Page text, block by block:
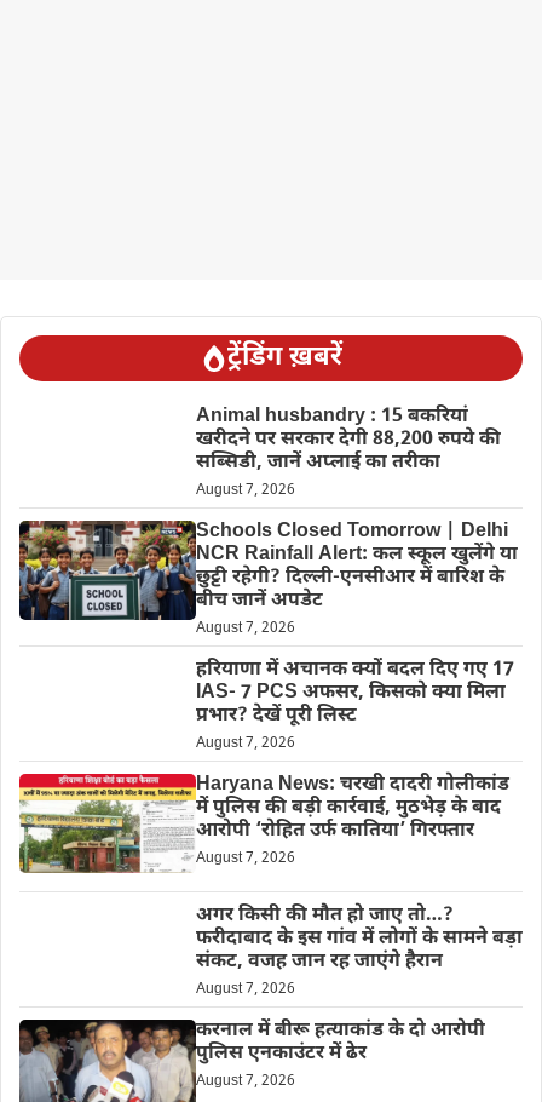
ट्रेंडिंग ख़बरें
Animal husbandry : 15 बकरियां
खरीदने पर सरकार देगी 88,200 रुपये की
सब्सिडी, जानें अप्लाई का तरीका
August 7, 2026
Schools Closed Tomorrow | Delhi
NCR Rainfall Alert: कल स्कूल खुलेंगे या
छुट्टी रहेगी? दिल्ली-एनसीआर में बारिश के
बीच जानें अपडेट
August 7, 2026
हरियाणा में अचानक क्यों बदल दिए गए 17
IAS- 7 PCS अफसर, किसको क्या मिला
प्रभार? देखें पूरी लिस्ट
August 7, 2026
Haryana News: चरखी दादरी गोलीकांड
में पुलिस की बड़ी कार्रवाई, मुठभेड़ के बाद
आरोपी ‘रोहित उर्फ कातिया’ गिरफ्तार
August 7, 2026
अगर किसी की मौत हो जाए तो…?
फरीदाबाद के इस गांव में लोगों के सामने बड़ा
संकट, वजह जान रह जाएंगे हैरान
August 7, 2026
करनाल में बीरू हत्याकांड के दो आरोपी
पुलिस एनकाउंटर में ढेर
August 7, 2026